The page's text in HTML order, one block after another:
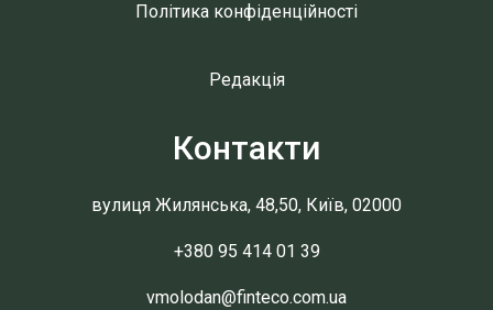
Політика конфіденційності
Редакція
Контакти
вулиця Жилянська, 48,50, Київ, 02000
+380 95 414 01 39
vmolodan@finteco.com.ua